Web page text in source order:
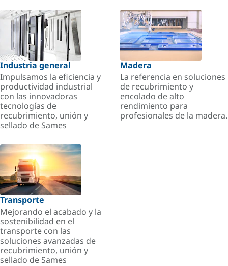
Industria general
Impulsamos la eficiencia y
productividad industrial
con las innovadoras
tecnologías de
recubrimiento, unión y
sellado de Sames
Madera
La referencia en soluciones
de recubrimiento y
encolado de alto
rendimiento para
profesionales de la madera.
Transporte
Mejorando el acabado y la
sostenibilidad en el
transporte con las
soluciones avanzadas de
recubrimiento, unión y
sellado de Sames